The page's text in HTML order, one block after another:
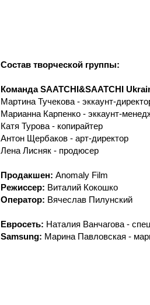
Состав творческой группы:
Команда SAATCHI&SAATCHI
Мартина Тучекова - эккаунт-
Марианна Карпенко - эккаунт-
Катя Турова - копирайтер
Антон Щербаков - арт-директор
Лена Лисняк - продюсер
Продакшен: Anomaly Film
Режиссер: Виталий Кокошко
Оператор: Вячеслав Пилунский
Евросеть: Наталия Ванчагова -
Samsung: Марина Павловская -